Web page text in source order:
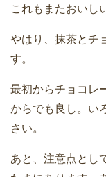
これもまたおいし
やはり、抹茶とチ
す。
最初からチョコレ
からでも良し。い
さい。
あと、注意点とし